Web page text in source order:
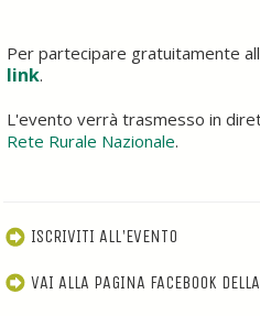
Per partecipare gratuitamente
link.
L'evento verrà trasmesso in
Rete Rurale Nazionale.
ISCRIVITI ALL'EVENTO
VAI ALLA PAGINA FACEBOOK DELLA